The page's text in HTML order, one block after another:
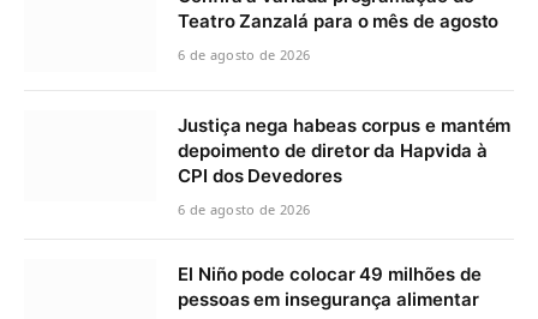
Teatro Zanzalá para o mês de agosto
6 de agosto de 2026
Justiça nega habeas corpus e mantém
depoimento de diretor da Hapvida à
CPI dos Devedores
6 de agosto de 2026
El Niño pode colocar 49 milhões de
pessoas em insegurança alimentar